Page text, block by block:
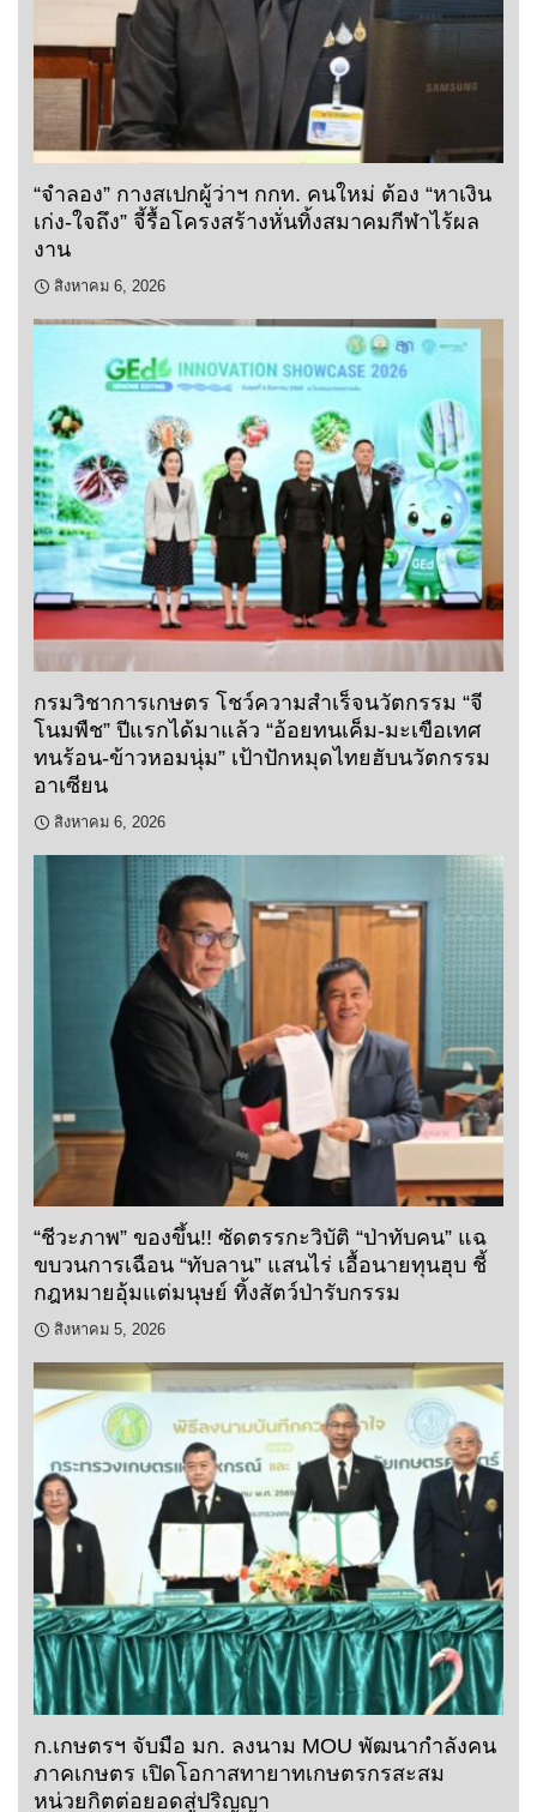
“จำลอง” กางสเปกผู้ว่าฯ กกท. คนใหม่ ต้อง “หาเงิน
เก่ง-ใจถึง” จี้รื้อโครงสร้างหั่นทิ้งสมาคมกีฬาไร้ผล
งาน
สิงหาคม 6, 2026
กรมวิชาการเกษตร โชว์ความสำเร็จนวัตกรรม “จี
โนมพืช” ปีแรกได้มาแล้ว “อ้อยทนเค็ม-มะเขือเทศ
ทนร้อน-ข้าวหอมนุ่ม” เป้าปักหมุดไทยฮับนวัตกรรม
อาเซียน
สิงหาคม 6, 2026
“ชีวะภาพ” ของขึ้น!! ซัดตรรกะวิบัติ “ป่าทับคน” แฉ
ขบวนการเฉือน “ทับลาน” แสนไร่ เอื้อนายทุนฮุบ ชี้
กฎหมายอุ้มแต่มนุษย์ ทิ้งสัตว์ป่ารับกรรม
สิงหาคม 5, 2026
ก.เกษตรฯ จับมือ มก. ลงนาม MOU พัฒนากำลังคน
ภาคเกษตร เปิดโอกาสทายาทเกษตรกรสะสม
หน่วยกิตต่อยอดสู่ปริญญา